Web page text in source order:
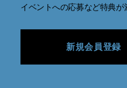
イベントへの応募など特典が
新規会員登録